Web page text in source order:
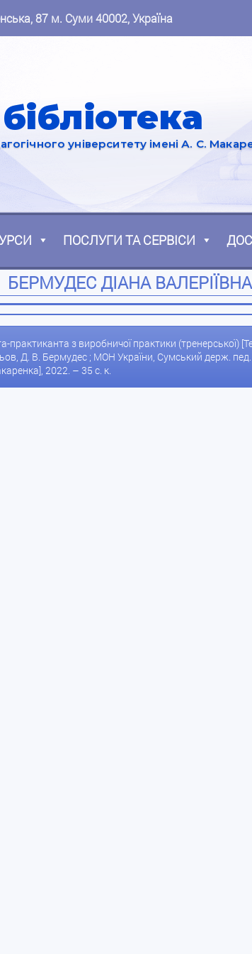
87 м. Суми 40002, Україна
університету імені А. С.
ПОСЛУГИ ТА СЕРВІСИ
БЕРМУДЕС ДІАНА ВАЛЕРІЇВНА
Д. В. Бермудес ; МОН України, Сумський держ.
культури. – Суми : [СумДПУ ім. А. С. Макаренка], 2022. – 35 с. к.